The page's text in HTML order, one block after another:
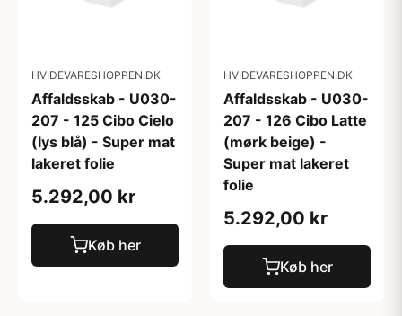
HVIDEVARESHOPPEN.DK
Affaldsskab - U030-
207 - 125 Cibo Cielo
(lys blå) - Super mat
lakeret folie
5.292,00 kr
Køb her
HVIDEVARESHOPPEN.DK
Affaldsskab - U030-
207 - 126 Cibo Latte
(mørk beige) -
Super mat lakeret
folie
5.292,00 kr
Køb her